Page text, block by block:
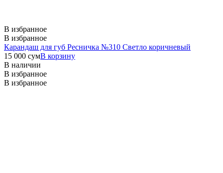
В избранное
В избранное
Карандаш для губ Ресничка №310 Светло коричневый
15 000 сумВ корзину
В наличии
В избранное
В избранное